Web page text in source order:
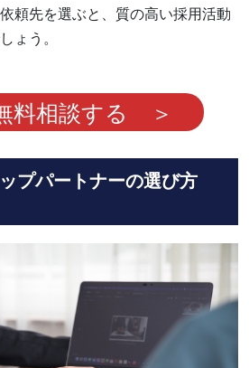
頼先を選ぶと、質の高い採用活動
ょう。
料相談する ＞
プパートナーの選び方